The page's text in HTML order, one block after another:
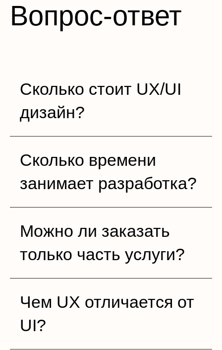
Вопрос-ответ
Сколько стоит UX/UI
дизайн?
Сколько времени
занимает разработка?
Можно ли заказать
только часть услуги?
Чем UX отличается от
UI?